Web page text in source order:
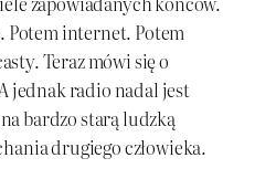
Potem internet. Potem
Teraz mówi się o
jednak radio nadal jest
bardzo starą ludzką
drugiego człowieka.